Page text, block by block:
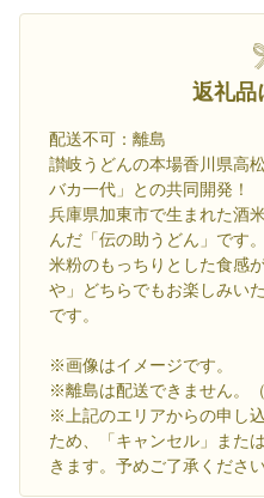
返礼品
配送不可：離島
讃岐うどんの本場香川県高
バカ一代」との共同開発！
兵庫県加東市で生まれた酒
んだ「伝の助うどん」です
米粉のもっちりとした食感
や」どちらでもお楽しみい
です。
※画像はイメージです。
※離島は配送できません。
※上記のエリアからの申し
ため、「キャンセル」また
きます。予めご了承ください